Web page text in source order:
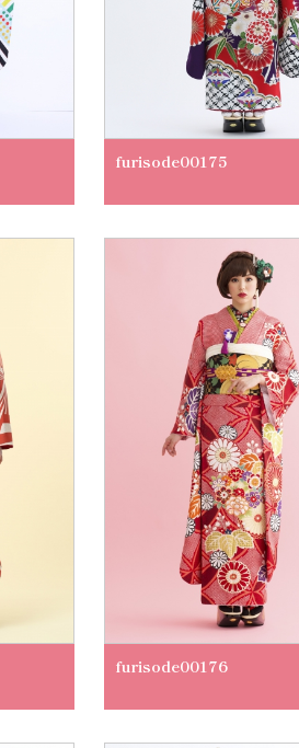
furisode00175
furisode00176